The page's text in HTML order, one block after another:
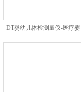
DT婴幼儿体检测量仪-医疗
考价